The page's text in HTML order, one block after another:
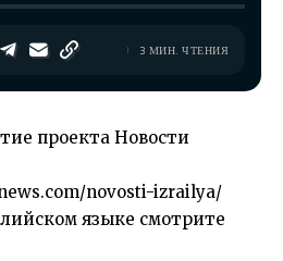
3 МИН. ЧТЕНИЯ
проекта Новости
novosti-izrailya/
языке смотрите